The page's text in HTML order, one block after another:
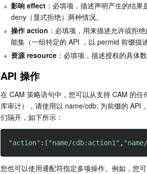
影响 effect ：必填项，描述声明产生的结
deny（显式拒绝）两种情况。
操作 action ：必填项，用来描述允许或拒
能集（一组特定的 API ，以 permid 前缀描述
资源 resource ：必填项，描述授权的具体数
API 操作
在 CAM 策略语句中，您可以从支持 CAM 的
库审计），请使用以 name/cdb: 为前缀的 API
们隔开，如下所示：
"action" : [ "name/cdb:action1" ,
您也可以使用通配符指定多项操作。例如，您